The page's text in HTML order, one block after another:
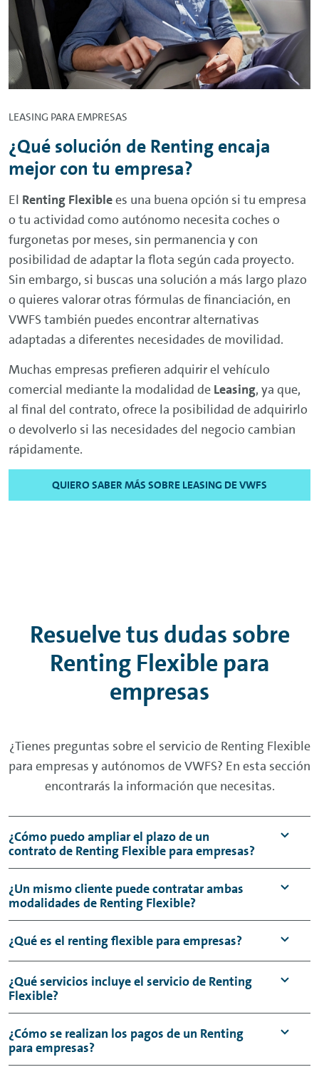
LEASING PARA EMPRESAS
¿Qué solución de Renting encaja
mejor con tu empresa?
El Renting Flexiblees una buena opción si tu empresa
o tu actividad como autónomo necesita coches o
furgonetas por meses, sin permanencia y con
posibilidad de adaptar la flota según cada proyecto.
Sin embargo, si buscas una solución a más largo plazo
o quieres valorar otras fórmulas de financiación, en
VWFS también puedes encontrar alternativas
adaptadas a diferentes necesidades de movilidad.
Muchas empresas prefieren adquirir el vehículo
comercial mediante la modalidad de Leasing, ya que,
al final del contrato, ofrece la posibilidad de adquirirlo
o devolverlo si las necesidades del negocio cambian
rápidamente.
QUIERO SABER MÁS SOBRE LEASING DE VWFS
Resuelve tus dudas sobre
RentingFlexible para
empresas
¿Tienes preguntas sobre el servicio de Renting Flexible
para empresas y autónomos de VWFS? En esta sección
encontrarás la información que necesitas.
¿Cómo puedo ampliar el plazo de un
contrato de Renting Flexible para empresas?
Al tratarse de unRentingpor meses sin
permanencia, puedes ampliar el plazo de tu
contrato deRentingempresas o autónomos
siempre que lo necesites. Por ejemplo, si has
contratado unRenting3 meses y quieres
ampliarlo. Esto aplica a todas nuestras
marcas, solo tienes que ponerte en contacto
con el área de atención al conductor.
¿Un mismo cliente puede contratar ambas
modalidades de Renting Flexible?
Sí, es posible que un cliente interesado en
alquilar un coche sin entrada elija nuestro
Rentingempresas y contrate ambos
productos: SuperFlex y
ya que cada modalidad se ajusta a un tipo de
necesidad. Además, en ambos casos podrá
disfrutar de un
¿Qué es el rentingflexible para empresas?
Elrentingflexible para empresases una
solución de movilidad que permite contratar
coches o furgonetas por meses, sin
permanencia a largo plazo y con una cuota
mensual fija. Es una alternativa pensada para
¿Qué servicios incluye el servicio de Renting
Flexible?
A pesar de ser unRentinga corto plazo, el
RentingFlexible para empresas, PYMES y
¿Cómo se realizan los pagos de un Renting
para empresas?